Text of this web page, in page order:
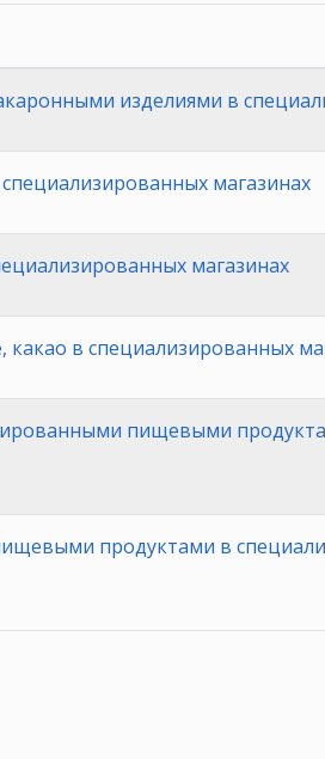
изделиями в
магазинах
магазинах
какао в специализированных
пищевыми
продуктами в